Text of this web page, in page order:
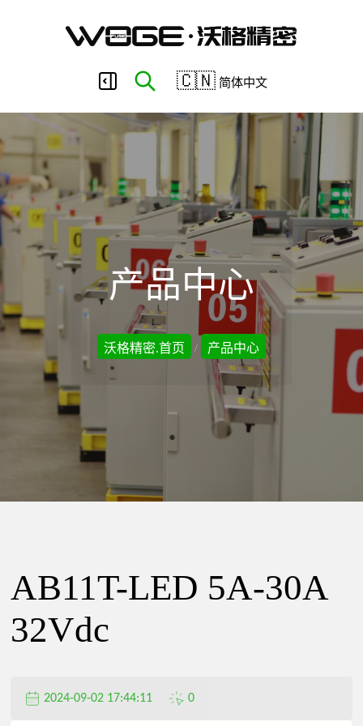
莞
市
沃
格
精
电
器
有
限
🇨🇳 简体中文
产品中心
沃格精密.首页 / 产品中心
AB11T-LED 5A-30A
32Vdc
2024-09-02 17:44:11 0